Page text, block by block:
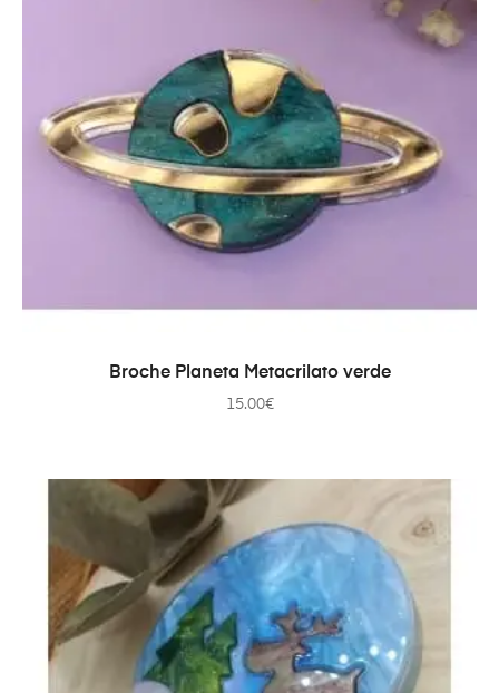
AÑADIR AL CARRITO
Broche Planeta Metacrilato verde
15.00€